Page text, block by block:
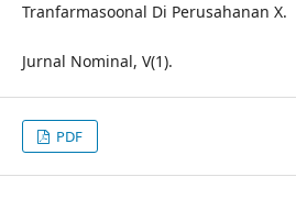
Tranfarmasoonal Di Perusahanan X.
Jurnal Nominal, V(1).
PDF